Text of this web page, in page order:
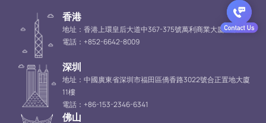
香港
地址：香港上環皇后大道中367-375號萬利商業大廈16樓
電話：+852-6642-8009
深圳
地址：中國廣東省深圳市福田區僑香路3022號合正置地大廈
11樓
電話：+86-153-2346-6341
佛山